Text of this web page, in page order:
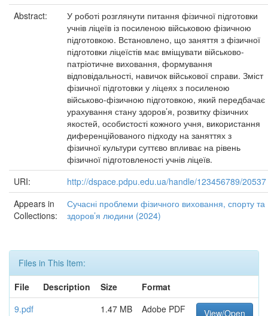
Abstract:
У роботі розглянути питання фізичної підготовки
учнів ліцеїв із посиленою військовою фізичною
підготовкою. Встановлено, що заняття з фізичної
підготовки ліцеїстів має вміщувати військово-
патріотичне виховання, формування
відповідальності, навичок військової справи. Зміст
фізичної підготовки у ліцеях з посиленою
військово-фізичною підготовкою, який передбачає
урахування стану здоров’я, розвитку фізичних
якостей, особистості кожного учня, використання
диференційованого підходу на заняттях з
фізичної культури суттєво впливає на рівень
фізичної підготовленості учнів ліцеїв.
URI:
http://dspace.pdpu.edu.ua/handle/123456789/20537
Appears in
Collections:
Сучасні проблеми фізичного виховання, спорту та
здоров’я людини (2024)
Files in This Item:
File
Description Size
Format
9.pdf
1.47 MB Adobe PDF View/Open